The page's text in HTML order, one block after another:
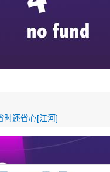
时还省心[江河]